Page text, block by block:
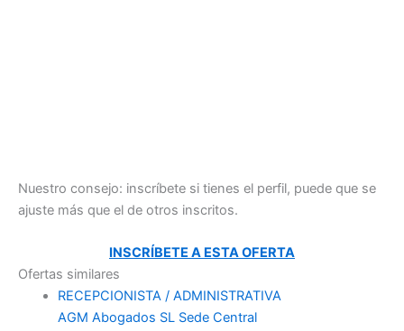
Nuestro consejo: inscríbete si tienes el perfil, puede que se
ajuste más que el de otros inscritos.
INSCRÍBETE A ESTA OFERTA
Ofertas similares
RECEPCIONISTA / ADMINISTRATIVA
AGM Abogados SL Sede Central